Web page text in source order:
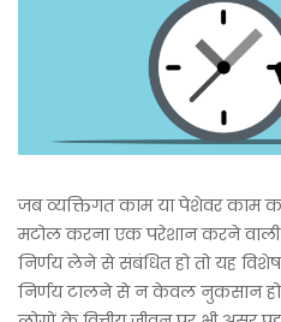
जब व्यक्तिगत काम या पेशेवर काम
मटोल करना एक परेशान करने
निर्णय लेने से संबंधित हो तो यह विशेष
निर्णय टालने से न केवल नुकसान